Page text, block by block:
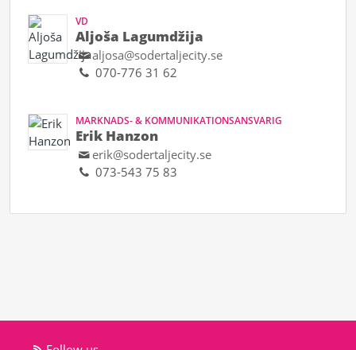
VD
Aljoša Lagumdžija
aljosa@sodertaljecity.se
070-776 31 62
MARKNADS- & KOMMUNIKATIONSANSVARIG
Erik Hanzon
erik@sodertaljecity.se
073-543 75 83